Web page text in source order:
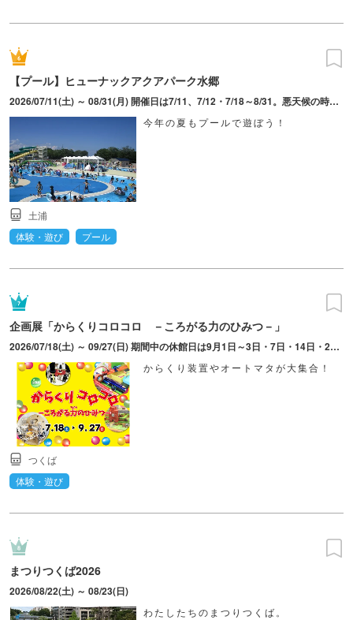
【プール】ヒューナックアクアパーク水郷
2026/07/11(土) ～ 08/31(月) 開催日は7/11、7/12・7/18～8/31。悪天候の時や気温・水温が低い時はお休みとなる場合、また施設内の混雑状況によっては「入場制限」を実施する場合あり。入場は16：30まで。売店営業時間は9：30～16：00。
今年の夏もプールで遊ぼう！
土浦
体験・遊び
プール
企画展「からくりコロコロ －ころがる力のひみつ－」
2026/07/18(土) ～ 09/27(日) 期間中の休館日は9月1日～3日・7日・14日・24日。最終入館は16時30分。8月8日（土）～8月16日（日）、9月19日（土）～9月23日（水）は9時40分～17時（最終入館16時30分）。
からくり装置やオートマタが大集合！
つくば
体験・遊び
まつりつくば2026
2026/08/22(土) ～ 08/23(日)
わたしたちのまつりつくば。